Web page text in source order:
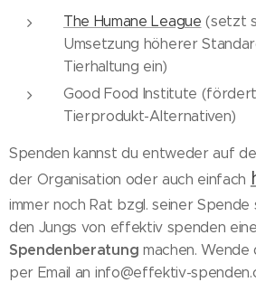
The Humane League (setzt
Umsetzung höherer
Tierhaltung ein)
Good Food Institute
Tierprodukt-Alternativen)
Spenden kannst du entweder auf
der Organisation oder auch einfach
immer noch Rat bzgl. seiner Spende
den Jungs von effektiv spenden eine
Spendenberatung machen. Wende
per Email an info@effektiv-